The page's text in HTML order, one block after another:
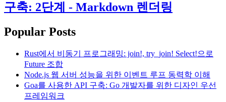
구축: 2단계 - Markdown 렌더링
Popular Posts
Rust에서 비동기 프로그래밍: join!, try_join! Select!으로
Future 조합
Node.js 웹 서버 성능을 위한 이벤트 루프 동력학 이해
Goa를 사용한 API 구축: Go 개발자를 위한 디자인 우선
프레임워크